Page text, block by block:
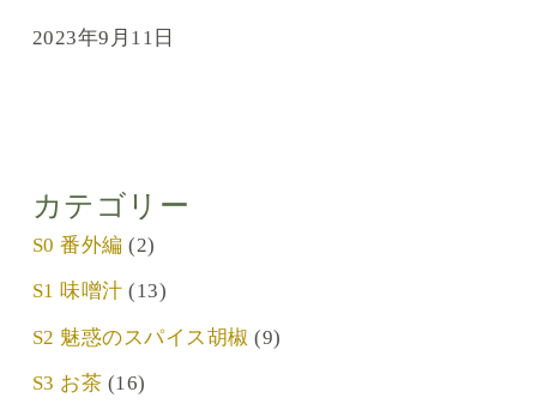
2023年9月11日
カテゴリー
S0 番外編 (2)
S1 味噌汁 (13)
S2 魅惑のスパイス胡椒 (9)
S3 お茶 (16)